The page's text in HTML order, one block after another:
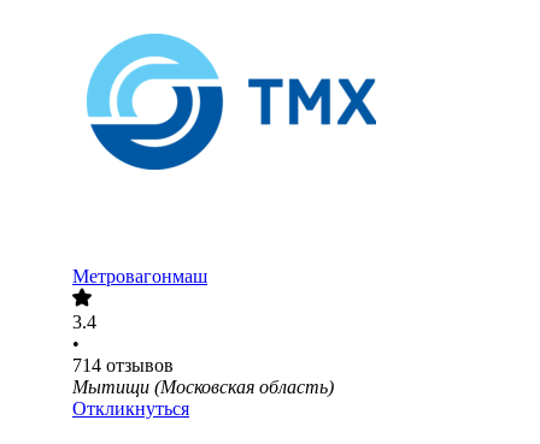
Метровагонмаш
3.4
•
714 отзывов
Мытищи (Московская область)
Откликнуться